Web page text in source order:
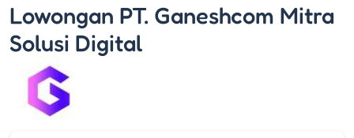
Lowongan PT. Ganeshcom Mitra
Solusi Digital